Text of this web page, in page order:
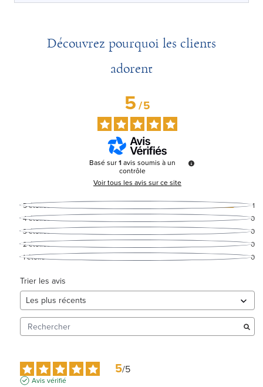
Découvrez pourquoi les clients
adorent
5/5
Basé sur1avis soumis à un
contrôle
Voir tous les avis sur ce site
5étoiles
1
4étoiles
0
3étoiles
0
2étoiles
0
1étoile 0
Trier les avis
5/5
Avis vérifié